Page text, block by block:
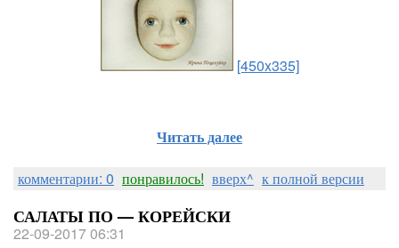
[450x335]
Читать далее
комментарии: 0 понравилось! вверх^ к полной версии
САЛАТЫ ПО — КОРЕЙСКИ
22-09-2017 06:31